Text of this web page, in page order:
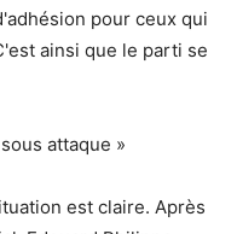
pour ceux qui
ainsi que le parti se
attaque »
est claire. Après